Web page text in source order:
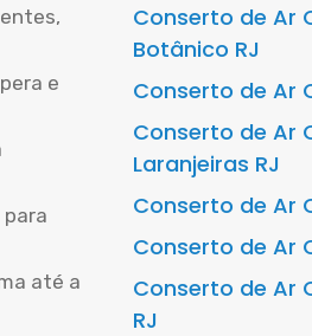
e
até a
Conserto de Ar
Botânico RJ
Conserto de Ar
Conserto de Ar
Laranjeiras RJ
Conserto de Ar
Conserto de Ar
Conserto de Ar
RJ